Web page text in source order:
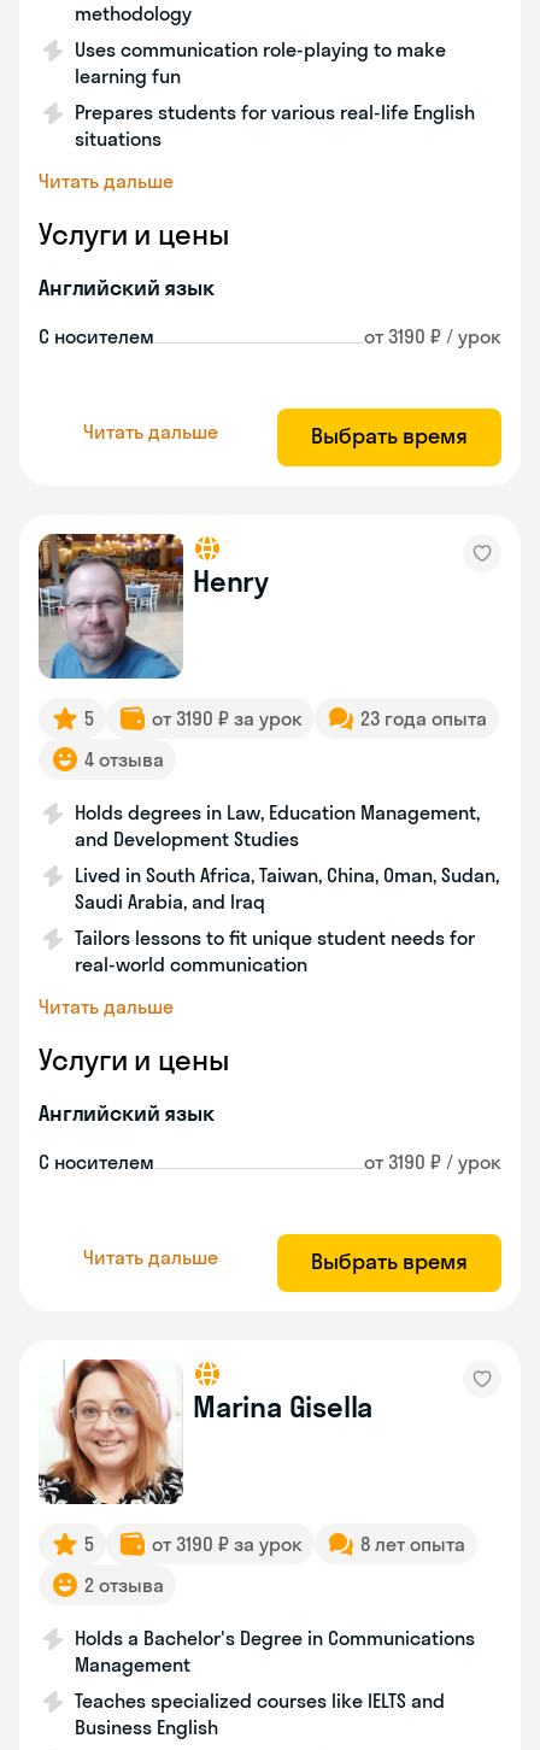
methodology
Uses communication role-playing to make
learning fun
Prepares students for various real-life English
situations
Читать дальше
Услуги и цены
Английский язык
С носителем от 3190 ₽ / урок
Читать дальше Выбрать время
Henry
5 от 3190 ₽ за урок
23 года опыта
4 отзыва
Holds degrees in Law, Education Management,
and Development Studies
Lived in South Africa, Taiwan, China, Oman, Sudan,
Saudi Arabia, and Iraq
Tailors lessons to fit unique student needs for
real-world communication
Читать дальше
Услуги и цены
Английский язык
С носителем от 3190 ₽ / урок
Читать дальше Выбрать время
Marina Gisella
5 от 3190 ₽ за урок
8 лет опыта
2 отзыва
Holds a Bachelor's Degree in Communications
Management
Teaches specialized courses like IELTS and
Business English